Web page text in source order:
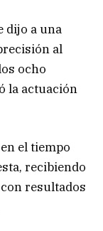
dijo a una
al
ocho
la actuación
el tiempo
recibiendo
resultados